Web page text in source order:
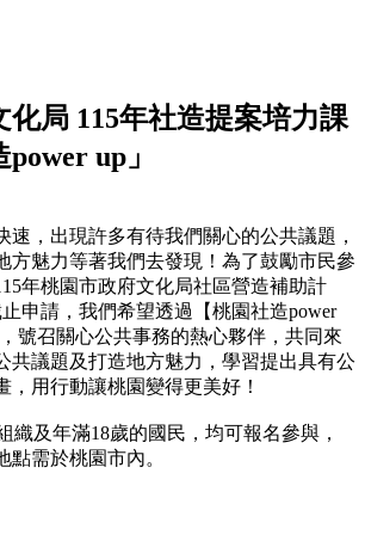
化局 115年社造提案培力課
up」
速，出現許多有待我們關心的公共議題，
方魅力等著我們去發現！為了鼓勵市民參
年桃園市政府文化局社區營造補助計
申請，我們希望透過【桃園社造power
號召關心公共事務的熱心夥伴，共同來
共議題及打造地方魅力，學習提出具有公
，用行動讓桃園變得更美好！
織及年滿18歲的國民，均可報名參與，
點需於桃園市內。